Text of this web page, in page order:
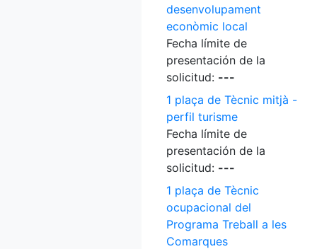
desenvolupament
econòmic local
Fecha límite de
presentación de la
solicitud: ---
1 plaça de Tècnic mitjà -
perfil turisme
Fecha límite de
presentación de la
solicitud: ---
1 plaça de Tècnic
ocupacional del
Programa Treball a les
Comarques